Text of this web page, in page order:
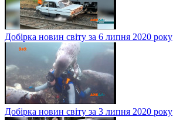
Добірка новин світу за 6 липня 2020 року
Добірка новин світу за 3 липня 2020 року